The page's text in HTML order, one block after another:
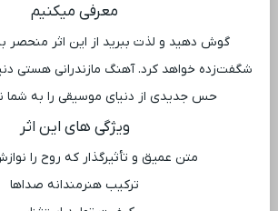
معرفی میکنیم
گوش دهید و لذت ببرید از این اثر منحصر
شگفت‌زده خواهد کرد. آهنگ مازندرانی هستی
حس جدیدی از دنیای موسیقی را به شما
ویژگی ‌های این اثر
متن عمیق و تأثیرگذار که روح را
ترکیب هنرمندانه صداها